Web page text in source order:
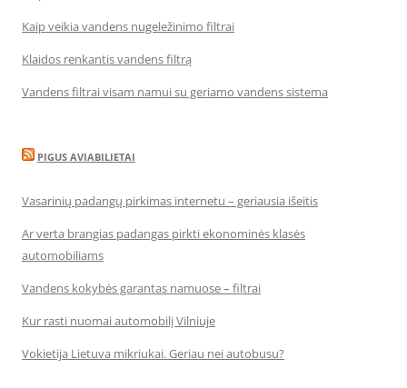
Kaip veikia vandens nugeležinimo filtrai
Klaidos renkantis vandens filtrą
Vandens filtrai visam namui su geriamo vandens sistema
PIGUS AVIABILIETAI
Vasarinių padangų pirkimas internetu – geriausia išeitis
Ar verta brangias padangas pirkti ekonominės klasės
automobiliams
Vandens kokybės garantas namuose – filtrai
Kur rasti nuomai automobilį Vilniuje
Vokietija Lietuva mikriukai. Geriau nei autobusu?